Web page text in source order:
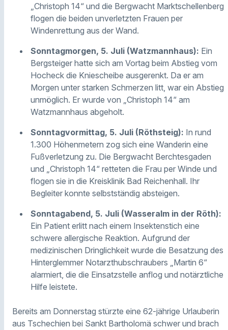
„Christoph 14“ und die Bergwacht Marktschellenberg
flogen die beiden unverletzten Frauen per
Windenrettung aus der Wand.
Sonntagmorgen, 5. Juli (Watzmannhaus): Ein
Bergsteiger hatte sich am Vortag beim Abstieg vom
Hocheck die Kniescheibe ausgerenkt. Da er am
Morgen unter starken Schmerzen litt, war ein Abstieg
unmöglich. Er wurde von „Christoph 14“ am
Watzmannhaus abgeholt.
Sonntagvormittag, 5. Juli (Röthsteig): In rund
1.300 Höhenmetern zog sich eine Wanderin eine
Fußverletzung zu. Die Bergwacht Berchtesgaden
und „Christoph 14“ retteten die Frau per Winde und
flogen sie in die Kreisklinik Bad Reichenhall. Ihr
Begleiter konnte selbstständig absteigen.
Sonntagabend, 5. Juli (Wasseralm in der Röth):
Ein Patient erlitt nach einem Insektenstich eine
schwere allergische Reaktion. Aufgrund der
medizinischen Dringlichkeit wurde die Besatzung des
Hinterglemmer Notarzthubschraubers „Martin 6“
alarmiert, die die Einsatzstelle anflog und notärztliche
Hilfe leistete.
Bereits am Donnerstag stürzte eine 62-jährige Urlauberin
aus Tschechien bei Sankt Bartholomä schwer und brach